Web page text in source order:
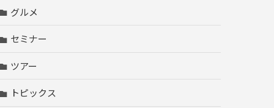
グルメ
セミナー
ツアー
トピックス